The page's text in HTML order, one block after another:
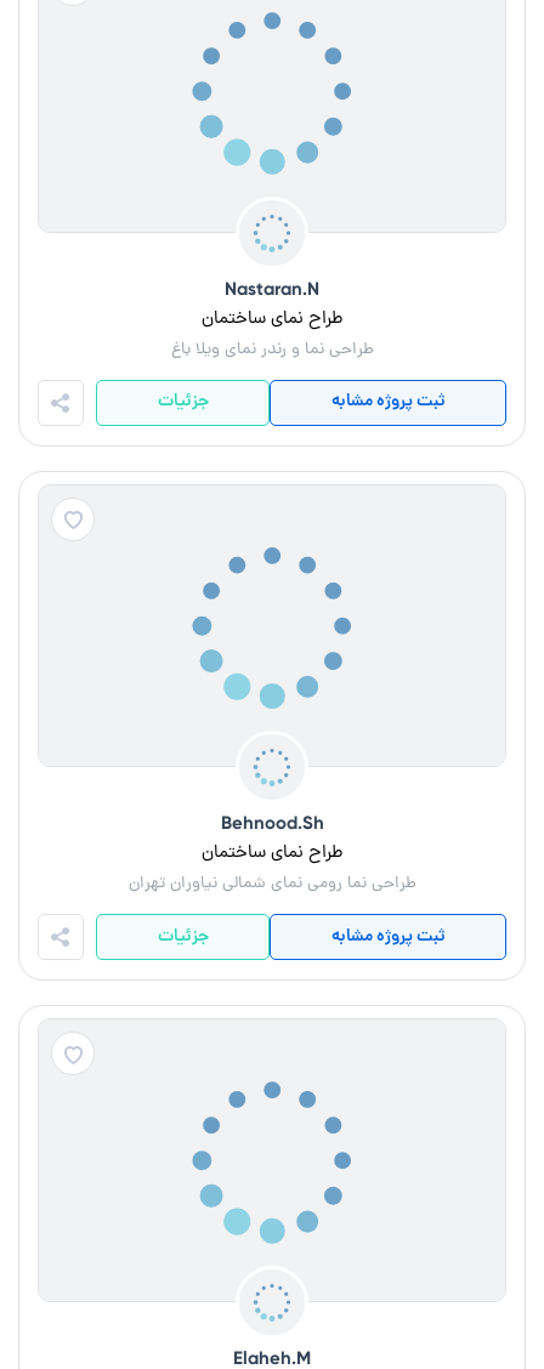
Nastaran.N
طراح نمای ساختمان
طراحی نما و رندر نمای ویلا باغ
ثبت پروژه مشابه جزئیات
Behnood.Sh
طراح نمای ساختمان
طراحی نما رومی نمای شمالی نیاوران تهران
ثبت پروژه مشابه جزئیات
Elaheh.M